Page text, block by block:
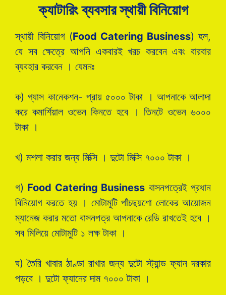
ক্যাটারিং ব্যবসার স্থায়ী বিনিয়োগ
স্থায়ী বিনিয়োগ (Food Catering Business) হল,
যে সব ক্ষেত্রে আপনি একবারই খরচ করবেন এবং বারবার
ব্যবহার করবেন । যেমনঃ
ক) গ্যাস কানেকশন- প্রায় ৫০০০ টাকা । আপনাকে আলাদা
করে কমার্শিয়াল ওভেন কিনতে হবে । তিনটে ওভেন ৬০০০
টাকা ।
খ) মশলা করার জন্য মিক্সি । দুটো মিক্সি ৭০০০ টাকা ।
গ) Food Catering Business বাসনপত্রেই প্রধান
বিনিয়োগ করতে হয় । মোটামুটি পাঁচছয়শো লোকের আয়োজন
ম্যানেজ করার মতো বাসনপত্র আপনাকে রেডি রাখতেই হবে ।
সব মিলিয়ে মোটামুটি ১ লক্ষ টাকা ।
ঘ) তৈরি খাবার ঠাণ্ডা রাখার জন্য দুটো স্ট্যান্ড ফ্যান দরকার
পড়বে । দুটো ফ্যানের দাম ৭০০০ টাকা ।